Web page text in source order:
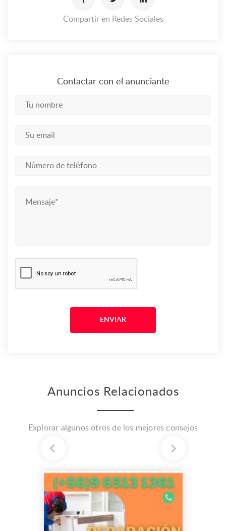
Compartir en Redes Sociales
Contactar con el anunciante
Anuncios Relacionados
Explorar algunos otros de los mejores consejos